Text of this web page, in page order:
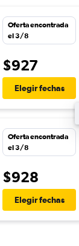
Oferta encontrada
el 3/8
$927
Elegir fechas
Oferta encontrada
el 3/8
$928
Elegir fechas